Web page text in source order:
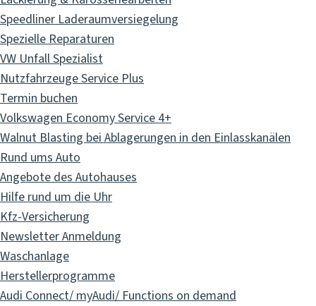
Speedliner Laderaumversiegelung
Spezielle Reparaturen
VW Unfall Spezialist
Nutzfahrzeuge Service Plus
Termin buchen
Volkswagen Economy Service 4+
Walnut Blasting bei Ablagerungen in den Einlasskanälen
Rund ums Auto
Angebote des Autohauses
Hilfe rund um die Uhr
Kfz-Versicherung
Newsletter Anmeldung
Waschanlage
Herstellerprogramme
Audi Connect/ myAudi/ Functions on demand